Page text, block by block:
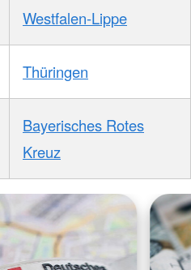
Westfalen-Lippe
Thüringen
Bayerisches Rotes
Kreuz